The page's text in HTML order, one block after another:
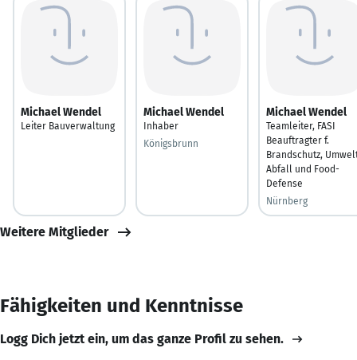
Michael Wendel
Leiter Bauverwaltung
Michael Wendel
Inhaber
Königsbrunn
Michael Wendel
Teamleiter, FASI
Beauftragter f.
Brandschutz,
Abfall und Food-
Defense
Nürnberg
Weitere Mitglieder
Fähigkeiten und Kenntnisse
Logg Dich jetzt ein, um das ganze Profil zu sehen.